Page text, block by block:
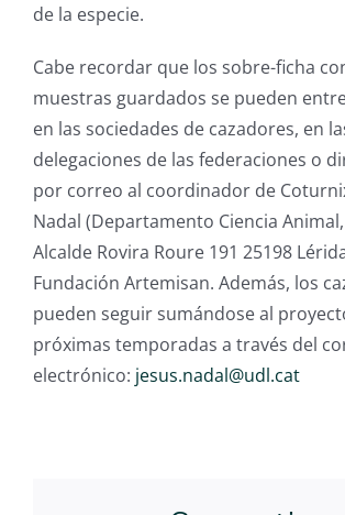
de la especie.
Cabe recordar que los sobre-ficha
muestras guardados se pueden
en las sociedades de cazadores, en
delegaciones de las federaciones o
por correo al coordinador de
Nadal (Departamento Ciencia Animal,
Alcalde Rovira Roure 191 25198
Fundación Artemisan. Además, los
pueden seguir sumándose al
próximas temporadas a través del
electrónico: jesus.nadal@udl.cat